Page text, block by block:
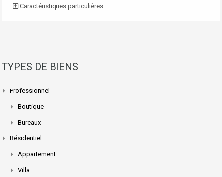
Caractéristiques particulières
TYPES DE BIENS
Professionnel
Boutique
Bureaux
Résidentiel
Appartement
Villa